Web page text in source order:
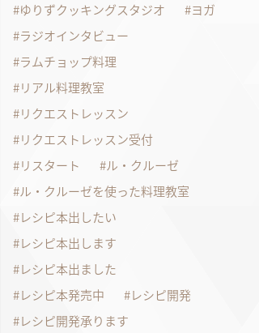
ゆりずクッキングスタジオ
ヨガ
ラジオインタビュー
ラムチョップ料理
リアル料理教室
リクエストレッスン
リクエストレッスン受付
リスタート
ル・クルーゼ
ル・クルーゼを使った料理教室
レシピ本出したい
レシピ本出します
レシピ本出ました
レシピ本発売中
レシピ開発
レシピ開発承ります